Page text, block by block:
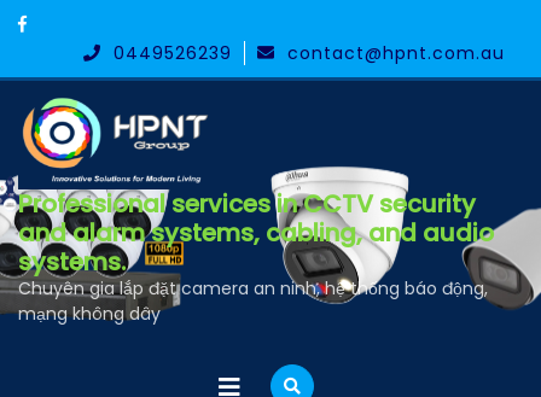
Skip
content
0449526239 contact@hpnt.com.au
Professional services in CCTV security
and alarm systems, cabling, and audio
systems.
Chuyên gia lắp đặt camera an ninh, hệ thống báo động,
mạng không dây
Open
Menu